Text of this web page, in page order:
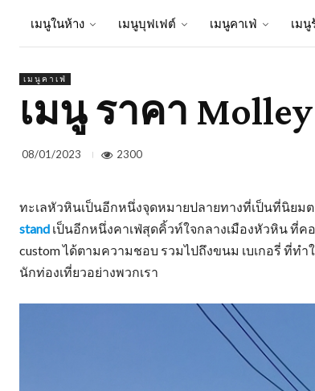
เมนูในห้าง เมนูบุฟเฟต์ เมนูคาเฟ่ เมนู
เมนูคาเฟ่
เมนู ราคา
08/01/2023 2300
ทะเลหัวหินเป็นอีกหนึ่งจุดหมายปลายทางที่เป็นที่นิยมต
stand เป็นอีกหนึ่งคาเฟ่สุดคิ้วท์ใจกลางเมืองหัวหิน ที่
custom ได้ตามความชอบ รวมไปถึงขนม เบเกอรี่ ที่ท
นักท่องเที่ยวอย่างพวกเรา